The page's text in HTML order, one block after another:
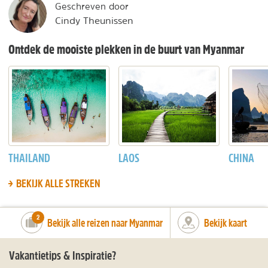
Geschreven door
Cindy Theunissen
Ontdek de mooiste plekken in de buurt van Myanmar
THAILAND LAOS CHINA
BEKIJK ALLE STREKEN
number_of_trips:
2 Bekijk alle reizen naar Myanmar Bekijk kaart
Vakantietips & Inspiratie?